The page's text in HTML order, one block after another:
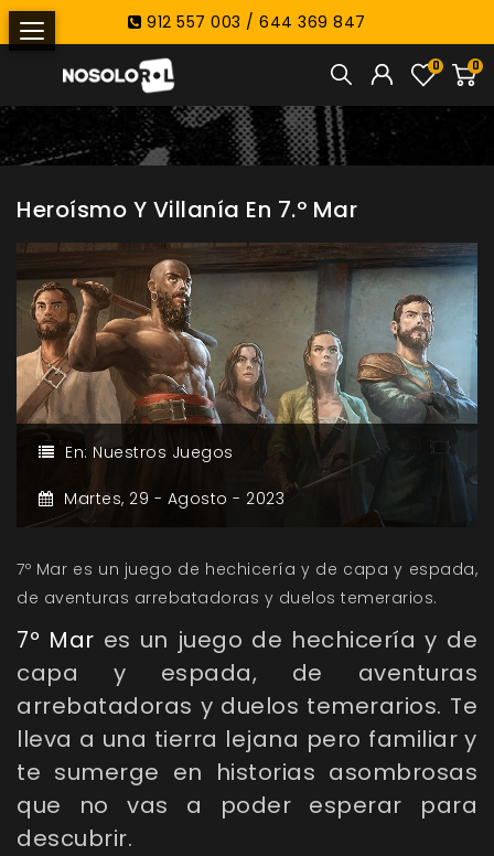
912 557 003 / 644 369 847
0
0
Heroísmo Y Villanía En 7.º Mar
En: Nuestros Juegos
Martes, 29 - Agosto - 2023
7º Mar es un juego de hechicería y de capa y espada,
de aventuras arrebatadoras y duelos temerarios.
7º Mar es un juego de hechicería y de
capa y espada, de aventuras
arrebatadoras y duelos temerarios. Te
lleva a una tierra lejana pero familiar y
te sumerge en historias asombrosas
que no vas a poder esperar para
descubrir.